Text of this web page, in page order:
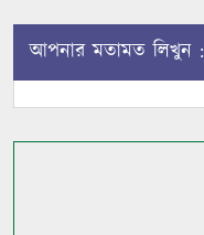
আপনার মতামত লিখুন :